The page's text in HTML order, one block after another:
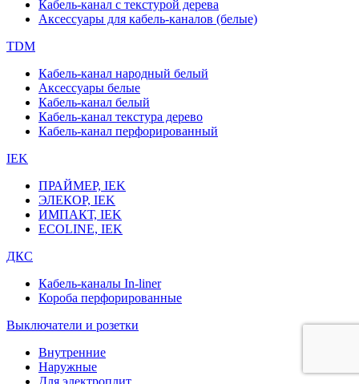
Кабель-канал с текстурой дерева
Аксессуары для кабель-каналов (белые)
TDM
Кабель-канал народный белый
Аксессуары белые
Кабель-канал белый
Кабель-канал текстура дерево
Кабель-канал перфорированный
IEK
ПРАЙМЕР, IEK
ЭЛЕКОР, IEK
ИМПАКТ, IEK
ECOLINE, IEK
ДКС
Кабель-каналы In-liner
Короба перфорированные
Выключатели и розетки
Внутренние
Наружные
Для электроплит